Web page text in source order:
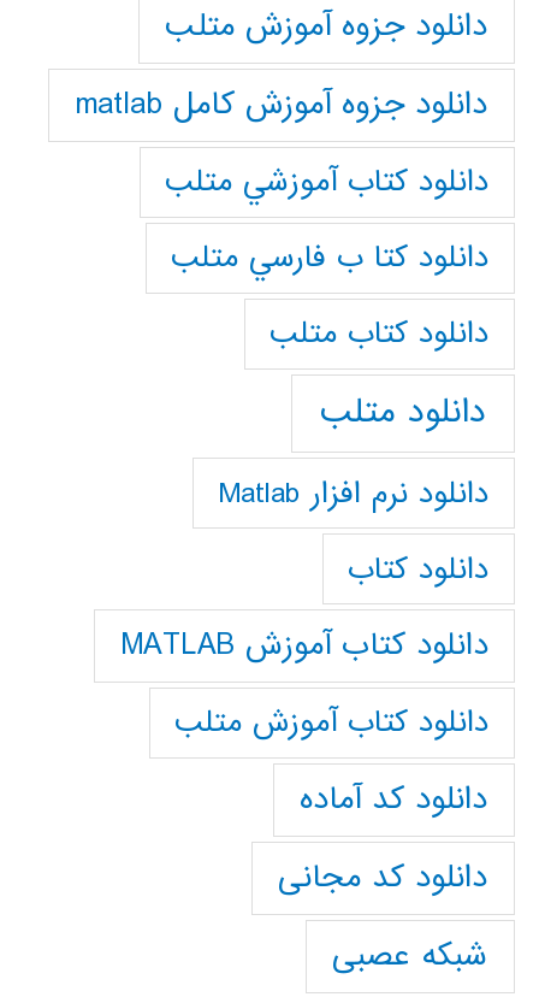
دانلود جزوه آموزش متلب
دانلود جزوه آموزش کامل matlab
دانلود كتاب آموزشي متلب
دانلود كتا ب فارسي متلب
دانلود كتاب متلب
دانلود متلب
دانلود نرم افزار Matlab
دانلود کتاب
دانلود کتاب آموزش MATLAB
دانلود کتاب آموزش متلب
دانلود کد آماده
دانلود کد مجانی
شبکه عصبی